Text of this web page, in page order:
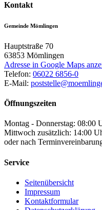
Kontakt
Gemeinde Mömlingen
Hauptstraße 70
63853 Mömlingen
Adresse in Google Maps
Telefon: 06022 6856-0
E-Mail:
Öffnungszeiten
Montag - Donnerstag: 08:00
Mittwoch zusätzlich: 14:00
oder nach
Service
Seitenübersicht
Impressum
Kontaktformular